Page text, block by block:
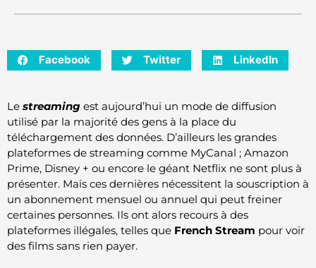
Facebook Twitter LinkedIn
Le streaming est aujourd’hui un mode de diffusion
utilisé par la majorité des gens à la place du
téléchargement des données. D’ailleurs les grandes
plateformes de streaming comme MyCanal ; Amazon
Prime, Disney + ou encore le géant Netflix ne sont plus à
présenter. Mais ces dernières nécessitent la souscription à
un abonnement mensuel ou annuel qui peut freiner
certaines personnes. Ils ont alors recours à des
plateformes illégales, telles que French Stream pour voir
des films sans rien payer.